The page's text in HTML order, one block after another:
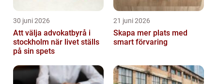
30 juni 2026
Att välja advokatbyrå i
stockholm när livet ställs
på sin spets
21 juni 2026
Skapa mer plats med
smart förvaring